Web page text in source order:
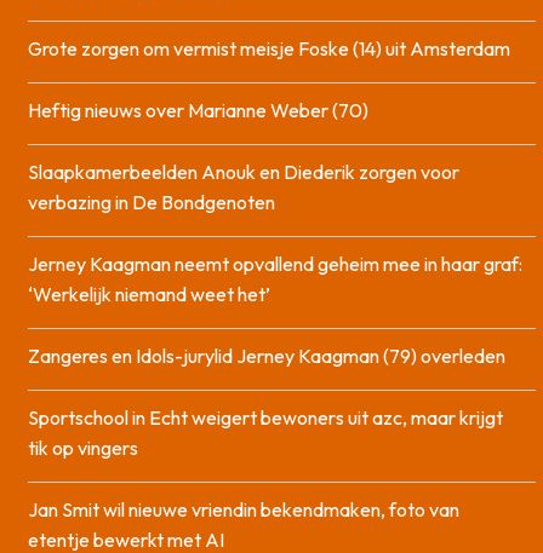
Grote zorgen om vermist meisje Foske (14) uit Amsterdam
Heftig nieuws over Marianne Weber (70)
Slaapkamerbeelden Anouk en Diederik zorgen voor
verbazing in De Bondgenoten
Jerney Kaagman neemt opvallend geheim mee in haar graf:
‘Werkelijk niemand weet het’
Zangeres en Idols-jurylid Jerney Kaagman (79) overleden
Sportschool in Echt weigert bewoners uit azc, maar krijgt
tik op vingers
Jan Smit wil nieuwe vriendin bekendmaken, foto van
etentje bewerkt met AI